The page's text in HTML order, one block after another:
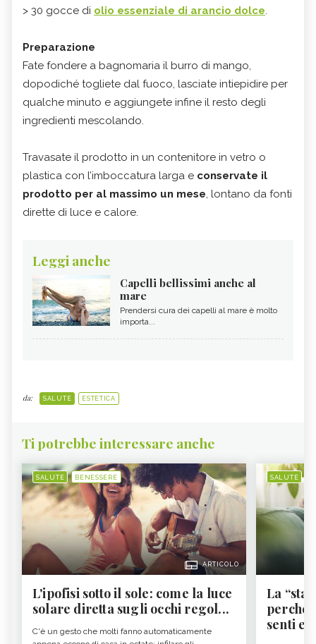
> 30 gocce di olio essenziale di arancio dolce.
Preparazione
Fate fondere a bagnomaria il burro di mango,
dopodiché togliete dal fuoco, lasciate intiepidire per
qualche minuto e aggiungete infine il resto degli
ingredienti mescolando.
Travasate il prodotto in un contenitore in vetro o
plastica con l’imboccatura larga e conservate il
prodotto per al massimo un mese, lontano da fonti
dirette di luce e calore.
Leggi anche
Capelli bellissimi anche al
mare
Prendersi cura dei capelli al mare è molto
importa...
da: SALUTE ESTETICA
Ti potrebbe interessare anche
SALUTE BENESSERE
ARTICOLO
L'ipofisi sotto il sole: come la luce
solare diretta sugli occhi regol...
C'è un gesto che molti fanno automaticamente
SALUTE
La
perché
senti